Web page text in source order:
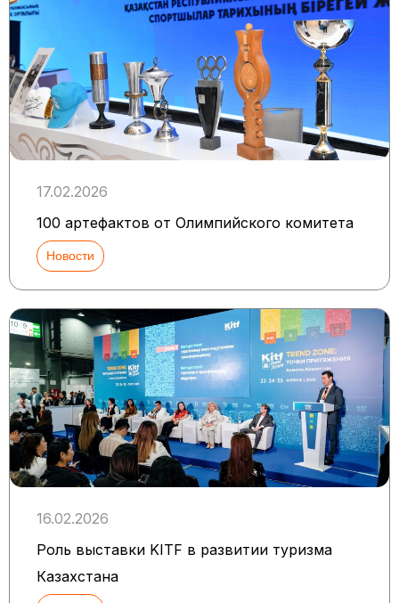
17.02.2026
100 артефактов от Олимпийского комитета
Новости
16.02.2026
Роль выставки KITF в развитии туризма
Казахстана